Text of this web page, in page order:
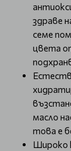
здраве
семе
цвета
масло
това е
Широко